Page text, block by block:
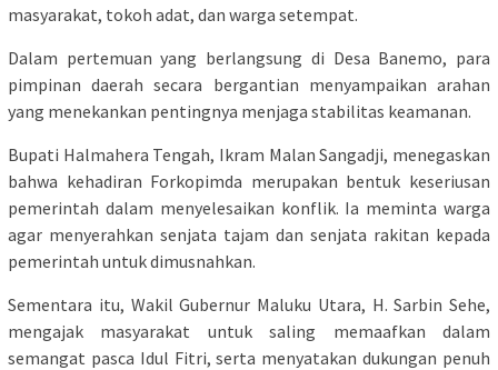
masyarakat, tokoh adat, dan warga setempat.
Dalam pertemuan yang berlangsung di Desa Banemo, para
pimpinan daerah secara bergantian menyampaikan arahan
yang menekankan pentingnya menjaga stabilitas keamanan.
Bupati Halmahera Tengah, Ikram Malan Sangadji, menegaskan
bahwa kehadiran Forkopimda merupakan bentuk keseriusan
pemerintah dalam menyelesaikan konflik. Ia meminta warga
agar menyerahkan senjata tajam dan senjata rakitan kepada
pemerintah untuk dimusnahkan.
Sementara itu, Wakil Gubernur Maluku Utara, H. Sarbin Sehe,
mengajak masyarakat untuk saling memaafkan dalam
semangat pasca Idul Fitri, serta menyatakan dukungan penuh